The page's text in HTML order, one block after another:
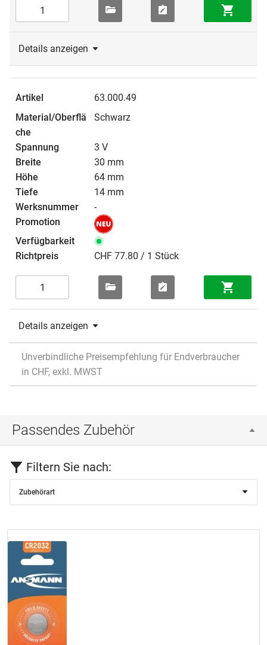
Details anzeigen
63.000.49
Schwarz
3 V
30 mm
64 mm
14 mm
-
CHF 77.80 / 1 Stück
Details anzeigen
Unverbindliche Preisempfehlung für Endverbraucher
in CHF, exkl. MWST
Passendes Zubehör
Filtern Sie nach:
Zubehörart